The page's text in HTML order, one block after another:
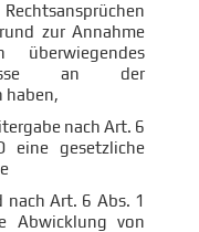
zur Annahme
an der
haben,
nach Art. 6
gesetzliche
nach Art. 6 Abs. 1
Abwicklung von